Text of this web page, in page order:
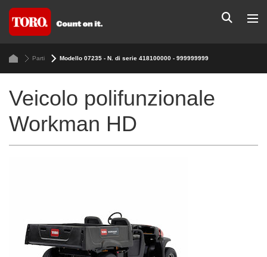
Parti Modello 07235 - N. di serie 418100000 - 999999999
Veicolo polifunzionale
Workman HD